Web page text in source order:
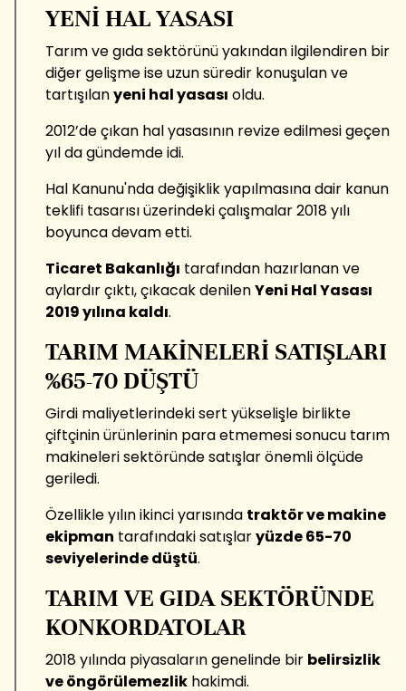
YENİ HAL YASASI
Tarım ve gıda sektörünü yakından ilgilendiren bir
diğer gelişme ise uzun süredir konuşulan ve
tartışılanyeni hal yasası oldu.
2012’de çıkan hal yasasının revize edilmesi geçen
yıl da gündemde idi.
Hal Kanunu'nda değişiklik yapılmasına dair kanun
teklifi tasarısı üzerindeki çalışmalar 2018 yılı
boyunca devam etti.
Ticaret Bakanlığı tarafından hazırlanan ve
aylardır çıktı, çıkacak denilenYeni Hal Yasası
2019 yılına kaldı.
TARIM MAKİNELERİ SATIŞLARI
%65-70 DÜŞTÜ
Girdi maliyetlerindeki sert yükselişle birlikte
çiftçinin ürünlerinin para etmemesi sonucu tarım
makineleri sektöründe satışlar önemli ölçüde
geriledi.
Özellikle yılın ikinci yarısında traktör ve makine
ekipman tarafındaki satışlaryüzde 65-70
seviyelerinde düştü.
TARIM VE GIDA SEKTÖRÜNDE
KONKORDATOLAR
2018 yılında piyasaların genelinde bir belirsizlik
ve öngörülemezlik hakimdi.